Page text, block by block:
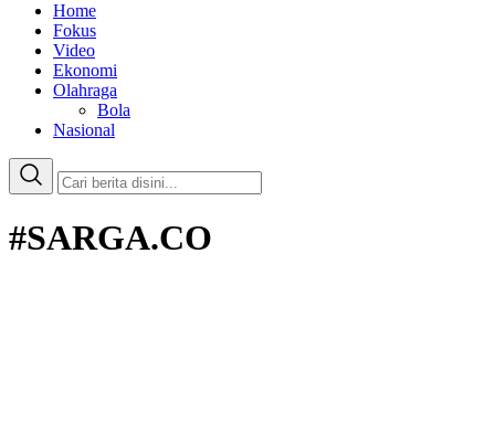
Home
Fokus
Video
Ekonomi
Olahraga
Bola
Nasional
#SARGA.CO